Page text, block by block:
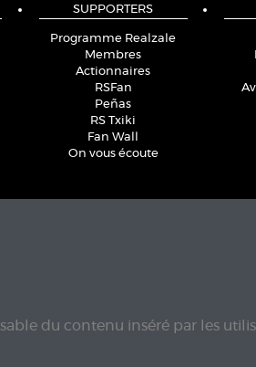
SUPPORTERS
Programme Realzale
Membres
Actionnaires
RSFan
Peñas
RS Txiki
Fan Wall
On vous écoute
du contenu inséré par les